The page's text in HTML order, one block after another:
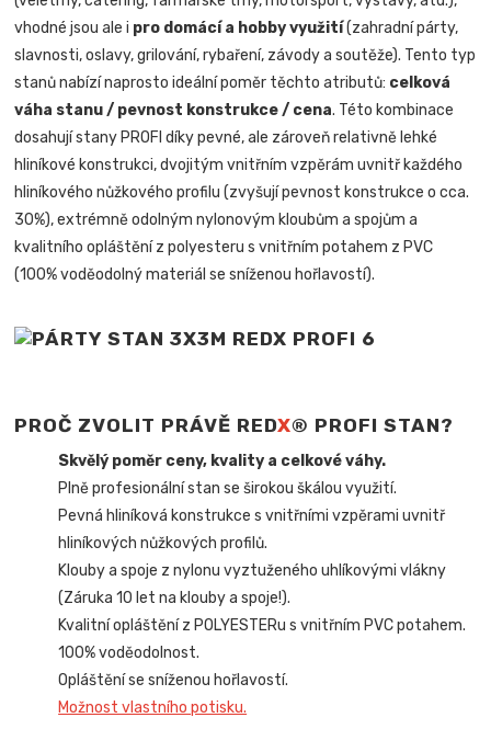
vhodné jsou ale i pro domácí a hobby využití(zahradní párty,
slavnosti, oslavy, grilování, rybaření, závody a soutěže). Tento typ
stanů nabízí naprosto ideální poměr těchto atributů: celková
váha stanu / pevnost konstrukce / cena. Této kombinace
dosahují stany PROFI díky pevné, ale zároveň relativně lehké
hliníkové konstrukci, dvojitým vnitřním vzpěrám uvnitř každého
hliníkového nůžkového profilu (zvyšují pevnost konstrukce o cca.
30%), extrémně odolným nylonovým kloubům a spojům a
kvalitního opláštění z polyesteru s vnitřním potahem z PVC
(100% voděodolný materiál se sníženou hořlavostí).
PROČ ZVOLIT PRÁVĚ REDX® PROFI STAN?
Skvělý poměr ceny, kvality a celkové váhy.
Plně profesionální stan se širokou škálou využití.
Pevná hliníková konstrukce s vnitřními vzpěrami uvnitř
hliníkových nůžkových profilů.
Klouby a spoje z nylonu vyztuženého uhlíkovými vlákny
(Záruka 10 let na klouby a spoje!).
Kvalitní opláštění z POLYESTERu s vnitřním PVC potahem.
100% voděodolnost.
Opláštění se sníženou hořlavostí.
Možnost vlastního potisku.